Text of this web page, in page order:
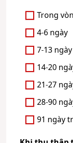
Trong
4-6 ngày
7-13 ngày
14-20
21-27
28-90
91 ngày